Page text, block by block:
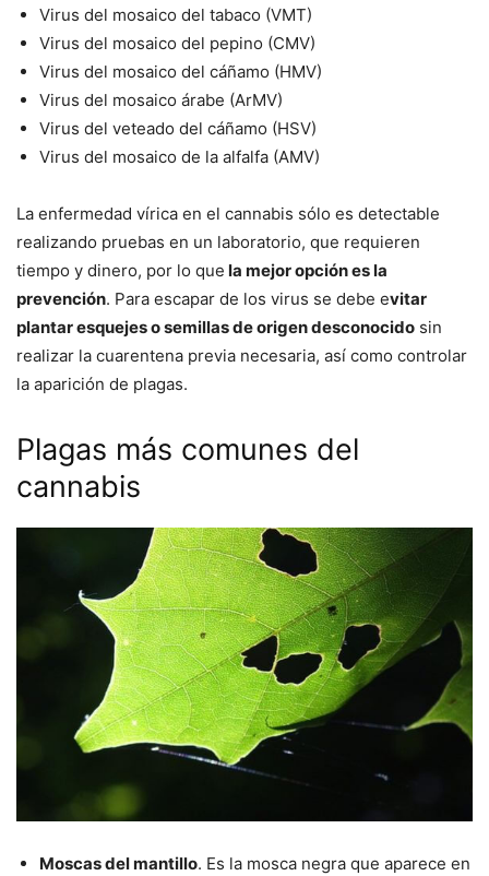
Virus del mosaico del tabaco (VMT)
Virus del mosaico del pepino (CMV)
Virus del mosaico del cáñamo (HMV)
Virus del mosaico árabe (ArMV)
Virus del veteado del cáñamo (HSV)
Virus del mosaico de la alfalfa (AMV)
La enfermedad vírica en el cannabis sólo es detectable
realizando pruebas en un laboratorio, que requieren
tiempo y dinero, por lo que la mejor opción es la
prevención. Para escapar de los virus se debe evitar
plantar esquejes o semillas de origen desconocido sin
realizar la cuarentena previa necesaria, así como controlar
la aparición de plagas.
Plagas más comunes del
cannabis
Moscas del mantillo. Es la mosca negra que aparece en